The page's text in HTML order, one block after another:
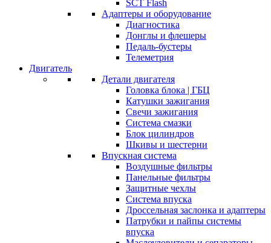
SCT Flash
Адаптеры и оборудование
Диагностика
Донглы и флешеры
Педаль-бустеры
Телеметрия
Двигатель
Детали двигателя
Головка блока | ГБЦ
Катушки зажигания
Свечи зажигания
Система смазки
Блок цилиндров
Шкивы и шестерни
Впускная система
Воздушные фильтры
Панельные фильтры
Защитные чехлы
Система впуска
Дроссельная заслонка и адаптеры
Патрубки и пайпы системы
впуска